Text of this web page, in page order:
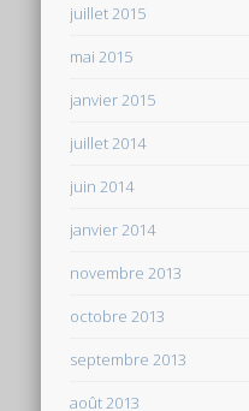
juillet 2015
mai 2015
janvier 2015
juillet 2014
juin 2014
janvier 2014
novembre 2013
octobre 2013
septembre 2013
août 2013